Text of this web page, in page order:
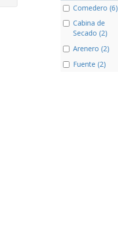
Comedero (6)
Cabina de
Secado (2)
Arenero (2)
Fuente (2)